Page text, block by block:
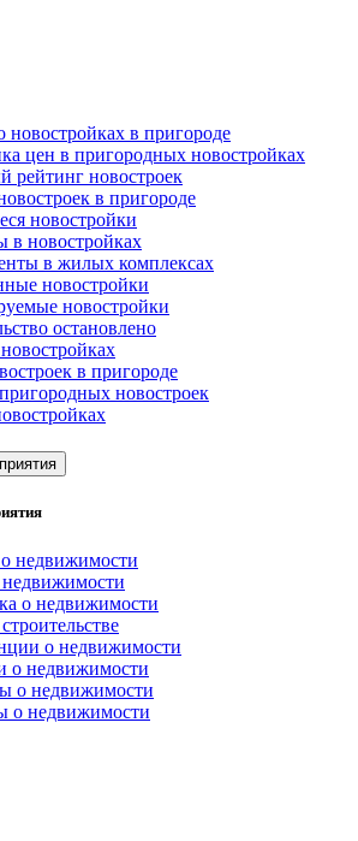
в пригороде
цен в пригородных новостройках
рейтинг новостроек
в пригороде
новостройки
в новостройках
в жилых комплексах
новостройки
новостройки
остановлено
в пригороде
новостроек
недвижимости
о недвижимости
о недвижимости
о недвижимости
о недвижимости
о недвижимости